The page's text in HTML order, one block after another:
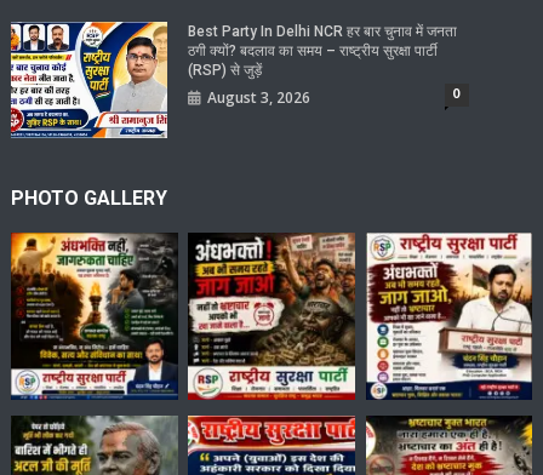
Best Party In Delhi NCR हर बार चुनाव में जनता
ठगी क्यों? बदलाव का समय – राष्ट्रीय सुरक्षा पार्टी
(RSP) से जुड़ें
August 3, 2026 0
PHOTO GALLERY